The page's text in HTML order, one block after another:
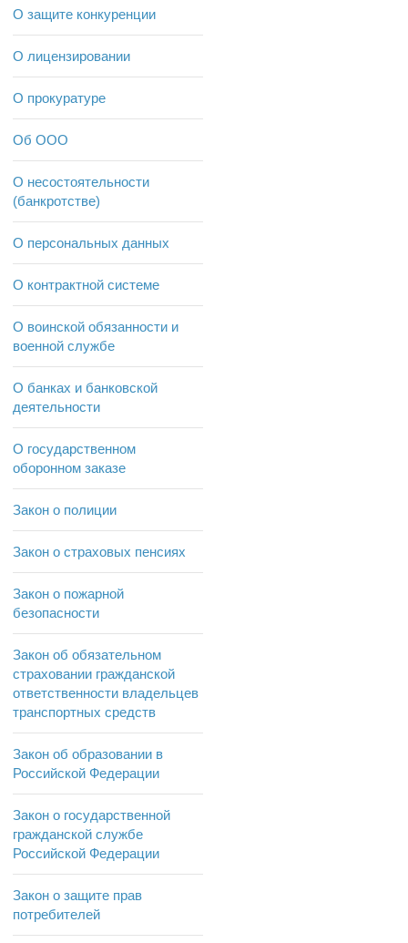
О защите конкуренции
О лицензировании
О прокуратуре
Об ООО
О несостоятельности
(банкротстве)
О персональных данных
О контрактной системе
О воинской обязанности и
военной службе
О банках и банковской
деятельности
О государственном
оборонном заказе
Закон о полиции
Закон о страховых пенсиях
Закон о пожарной
безопасности
Закон об обязательном
страховании гражданской
ответственности владельцев
транспортных средств
Закон об образовании в
Российской Федерации
Закон о государственной
гражданской службе
Российской Федерации
Закон о защите прав
потребителей